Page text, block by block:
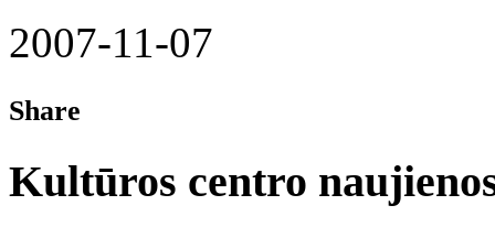
2007-11-07
Share
Kultūros centro